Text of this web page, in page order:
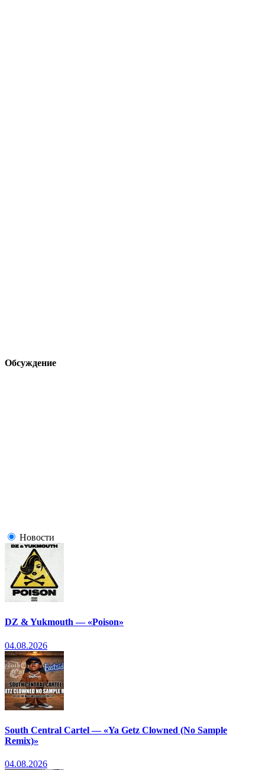
Обсуждение
Новости
DZ & Yukmouth — «Poison»
04.08.2026
South Central Cartel — «Ya Getz Clowned (No Sample
Remix)»
04.08.2026